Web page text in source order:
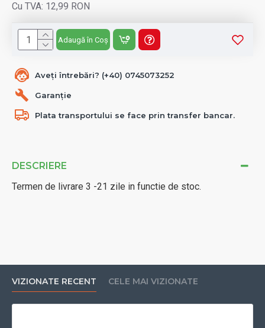
DESCRIERE
Termen de livrare 3 -21 zile in functie de stoc.
Aveți întrebări? (+40) 0745073252
Garanție
Plata transportului se face prin transfer bancar.
Cu TVA: 12,99 RON
Adaugă în Coș
VIZIONATE RECENT CELE MAI VIZIONATE